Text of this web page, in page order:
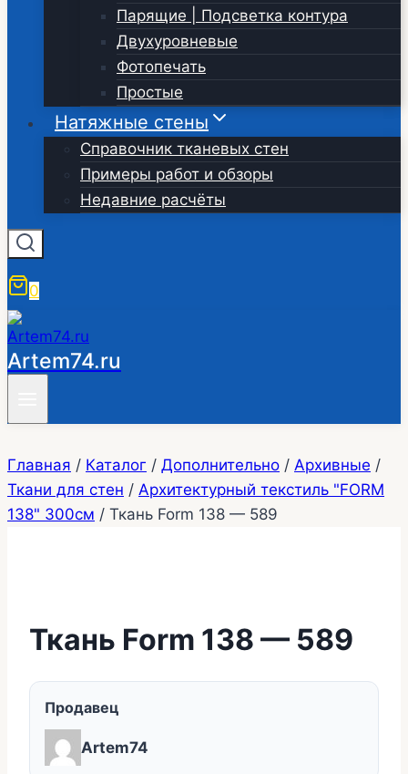
Парящие | Подсветка контура
Двухуровневые
Фотопечать
Простые
Натяжные стены
Справочник тканевых стен
Примеры работ и обзоры
Недавние расчёты
0
Artem74.ru
Главная / Каталог / Дополнительно / Архивные /
Ткани для стен / Архитектурный текстиль "FORM
138" 300см / Ткань Form 138 — 589
Ткань Form 138 — 589
Продавец
Artem74